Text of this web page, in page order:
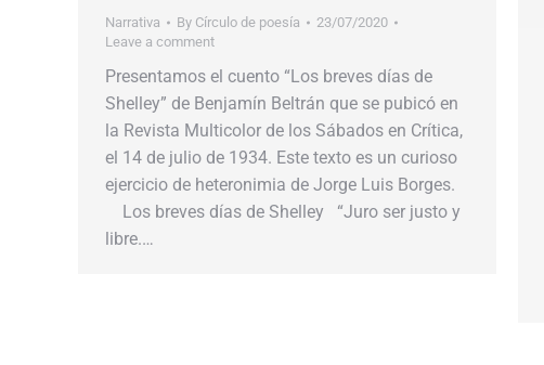
Narrativa By Círculo de poesía
23/07/2020
Leave a comment
Presentamos el cuento “Los breves días de
Shelley” de Benjamín Beltrán que se pubicó en
la Revista Multicolor de los Sábados en Crítica,
el 14 de julio de 1934. Este texto es un curioso
ejercicio de heteronimia de Jorge Luis Borges.
Los breves días de Shelley “Juro ser justo y
libre.…